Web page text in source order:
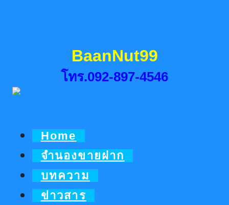
BaanNut99
โทร.092-897-4546
Home
จำนองขายฝาก
บทความ
ข่าวสาร